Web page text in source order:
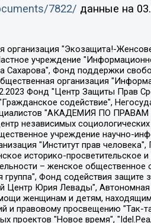
7822/ данные на
поддержки и содействия развитию средств массовой информации", Пензенский региональный общественный благотворительный фонд "Гражданский союз", "Север.Реалии", Некоммерческая организация Фонд "Правовая инициатива", Общество с ограниченной ответственностью "Радио Свободная Европа/Радио Свобода", Чешское информационное агентство "MEDIUM-ORIENT", Красноярская региональная общественная организация "Мы против СПИДа", Камалягин Денис Николаевич, Маркелов Сергей Евгеньевич, Пономарев Лев Александрович, Савицкая Людмила Алексеевна, Автономная некоммерческая организация "Центр по работе с проблемой насилия "НАСИЛИЮ.НЕТ", Межрегиональный профессиональный союз работников здравоохранения "Альянс врачей", Юридическое лицо, зарегистрированное в Латвийской Республике, SIA "Medusa Project" (регистрационный номер 40103797863, дата регистрации 10.06.2014), Некоммерческая организация "Фонд по борьбе с коррупцией", Автономная некоммерческая организация "Институт права и публичной политики", Баданин Роман Сергеевич, Гликин Максим Александрович, Железнова Мария Михайловна, Лукьянова Юлия Сергеевна, Маетная Елизавета Витальевна, Маняхин Петр Борисович, Чуракова Ольга Владимировна, Ярош Юлия Петровна, Юридическое лицо "The Insider SIA", зарегистрированное в Риге, Латвийская Республика (дата регистрации 26.06.2015), являющееся администратором доменного имени интернет-издания "The Insider SIA", https://theins.ru, Постернак Алексей Евгеньевич, Рубин Михаил Аркадьевич, Анин Роман Александрович, Юридическое лицо Istories fonds, зарегистрированное в Латвийской Республике (регистрационный номер 50008295751, дата регистрации 24.02.2020), Великовский Дмитрий Александрович, Долинина Ирина Николаевна, Мароховская Алеся Алексеевна, Шлейнов Роман Юрьевич, Шмагун Олеся Валентиновна, Общество с ограниченной ответственностью "Альтаир 2021", Общество с ограниченной ответственностью "Вега 2021", Общество с ограниченной ответственностью "Главный редактор 2021", Общество с